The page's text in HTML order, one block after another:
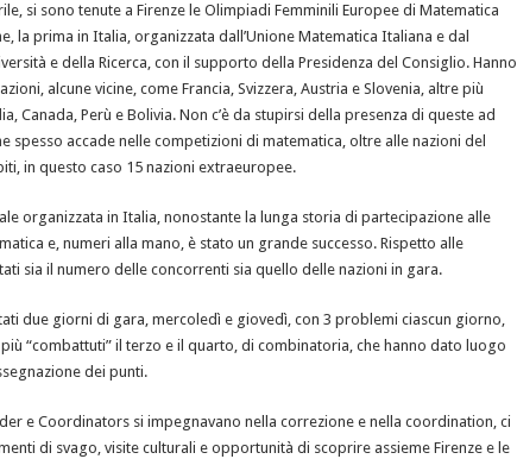
si sono tenute a Firenze le Olimpiadi Femminili Europee di Matematica
la prima in Italia, organizzata dall’Unione Matematica Italiana e dal
e della Ricerca, con il supporto della Presidenza del Consiglio. Hanno
alcune vicine, come Francia, Svizzera, Austria e Slovenia, altre più
Canada, Perù e Bolivia. Non c’è da stupirsi della presenza di queste ad
spesso accade nelle competizioni di matematica, oltre alle nazioni del
in questo caso 15 nazioni extraeuropee.
organizzata in Italia, nonostante la lunga storia di partecipazione alle
e, numeri alla mano, è stato un grande successo. Rispetto alle
sia il numero delle concorrenti sia quello delle nazioni in gara.
due giorni di gara, mercoledì e giovedì, con 3 problemi ciascun giorno,
“combattuti” il terzo e il quarto, di combinatoria, che hanno dato luogo
dei punti.
e Coordinators si impegnavano nella correzione e nella coordination, ci
di svago, visite culturali e opportunità di scoprire assieme Firenze e le